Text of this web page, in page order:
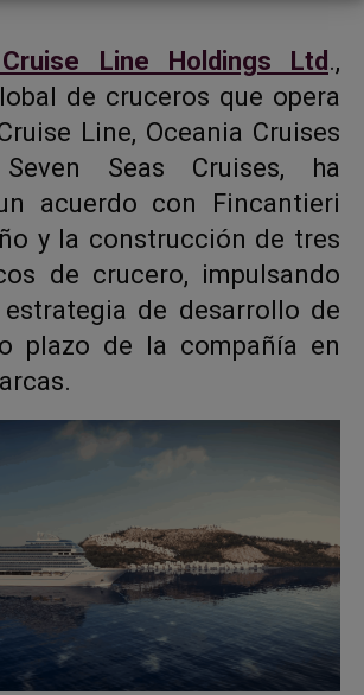
Line Holdings Ltd .,
de cruceros que opera
Line, Oceania Cruises
Seas Cruises, ha
acuerdo con Fincantieri
y la construcción de tres
de crucero, impulsando
de desarrollo de
plazo de la compañía en